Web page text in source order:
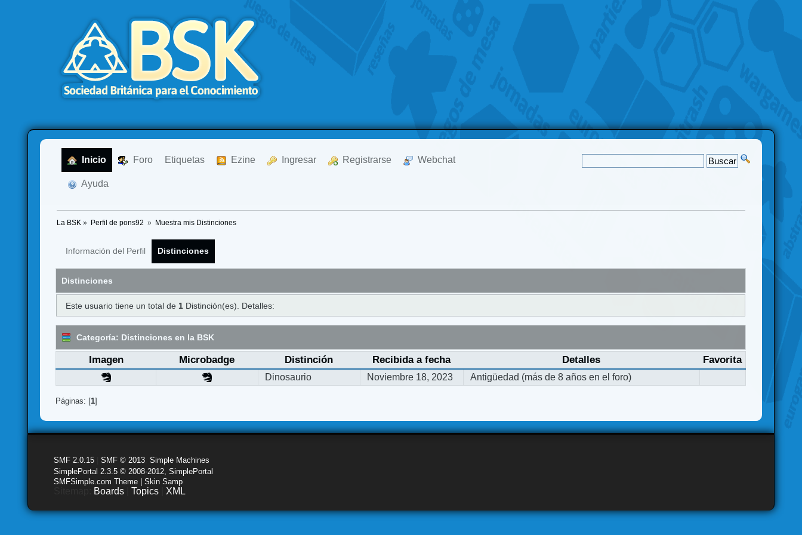
Inicio Foro Etiquetas Ezine Ingresar Registrarse Webchat
Ayuda
La BSK » Perfil de pons92 » Muestra mis Distinciones
Información del Perfil Distinciones
Distinciones
Este usuario tiene un total de 1Distinción(es). Detalles:
Categoría: Distinciones en la BSK
Imagen Microbadge Distinción Recibida a fecha Detalles Favorita
Dinosaurio Noviembre 18, 2023 Antigüedad (más de 8 años en el foro)
Páginas: [1]
SMF 2.0.15 |SMF © 2013 ,Simple Machines
SimplePortal 2.3.5 © 2008-2012, SimplePortal
SMFSimple.com Theme | Skin Samp
Boards |Topics XML